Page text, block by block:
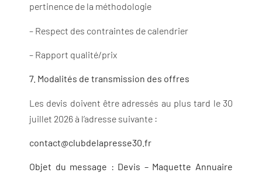
pertinence de la méthodologie
– Respect des contraintes de calendrier
– Rapport qualité/prix
7. Modalités de transmission des offres
Les devis doivent être adressés au plus tard le 30
juillet 2026 à l’adresse suivante :
contact@clubdelapresse30.fr
Objet du message : Devis – Maquette Annuaire